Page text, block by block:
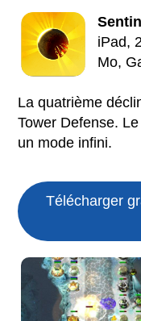
iPad,
Mo,
La quatrième
Tower Defense.
un mode infini.
Télécharger